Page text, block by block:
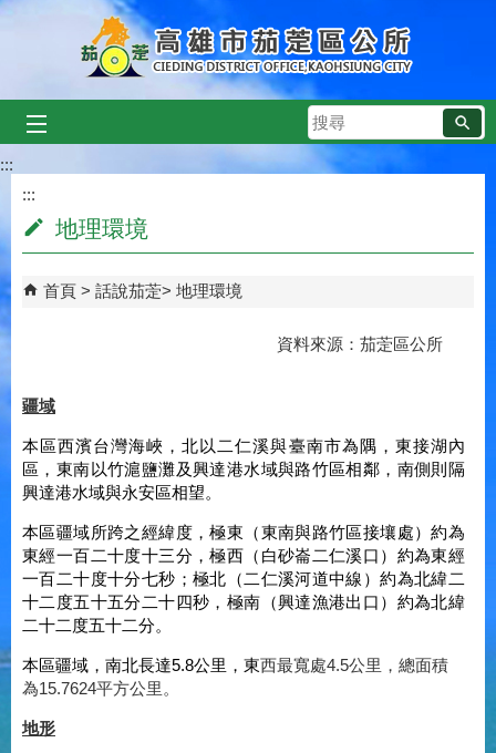
跳到主要內容區塊
搜
尋
:::
:::
地理環境
首頁 話說茄萣 地理環境
資料來源：茄萣區公所
疆域
本區西濱台灣海峽，北以二仁溪與臺南市為隅，東接湖內
區，東南以竹滬鹽灘及興達港水域與路竹區相鄰，南側則隔
興達港水域與永安區相望。
本區疆域所跨之經緯度，極東（東南與路竹區接壤處）約為
東經一百二十度十三分，極西（白砂崙二仁溪口）約為東經
一百二十度十分七秒；極北（二仁溪河道中線）約為北緯二
十二度五十五分二十四秒，極南（興達漁港出口）約為北緯
二十二度五十二分。
本區疆域，南北長達5.8公里，東西最寬處4.5公里，總面積
為15.7624平方公里。
地形